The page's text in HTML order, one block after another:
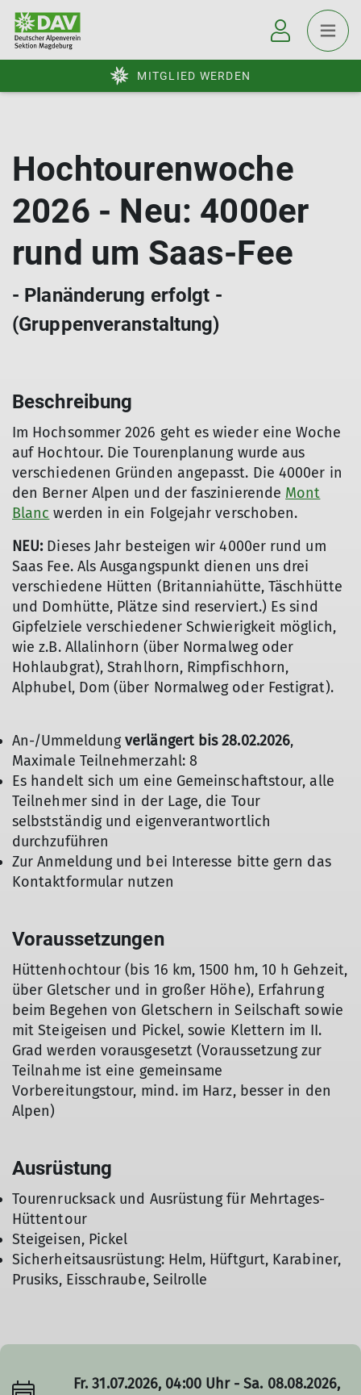
MITGLIED WERDEN
Hochtourenwoche
2026 - Neu: 4000er
rund um Saas-Fee
- Planänderung erfolgt -
(Gruppenveranstaltung)
Beschreibung
Im Hochsommer 2026 geht es wieder eine Woche
auf Hochtour. Die Tourenplanung wurde aus
verschiedenen Gründen angepasst. Die 4000er in
den Berner Alpen und der faszinierende Mont
Blanc werden in ein Folgejahr verschoben.
NEU: Dieses Jahr besteigen wir 4000er rund um
Saas Fee. Als Ausgangspunkt dienen uns drei
verschiedene Hütten (Britanniahütte, Täschhütte
und Domhütte, Plätze sind reserviert.) Es sind
Gipfelziele verschiedener Schwierigkeit möglich,
wie z.B. Allalinhorn (über Normalweg oder
Hohlaubgrat), Strahlhorn, Rimpfischhorn,
Alphubel, Dom (über Normalweg oder Festigrat).
An-/Ummeldungverlängert bis 28.02.2026,
Maximale Teilnehmerzahl: 8
Es handelt sich um eine Gemeinschaftstour, alle
Teilnehmer sind in der Lage, die Tour
selbstständig und eigenverantwortlich
durchzuführen
Zur Anmeldung und bei Interesse bitte gern das
Kontaktformular nutzen
Voraussetzungen
Hüttenhochtour (bis 16 km, 1500 hm, 10 h Gehzeit,
über Gletscher und in großer Höhe), Erfahrung
beim Begehen von Gletschern in Seilschaft sowie
mit Steigeisen und Pickel, sowie Klettern im II.
Grad werden vorausgesetzt (Voraussetzung zur
Teilnahme ist eine gemeinsame
Vorbereitungstour, mind. im Harz, besser in den
Alpen)
Ausrüstung
Tourenrucksack und Ausrüstung für Mehrtages-
Hüttentour
Steigeisen, Pickel
Sicherheitsausrüstung: Helm, Hüftgurt, Karabiner,
Prusiks, Eisschraube, Seilrolle
Fr. 31.07.2026, 04:00 Uhr - Sa. 08.08.2026,